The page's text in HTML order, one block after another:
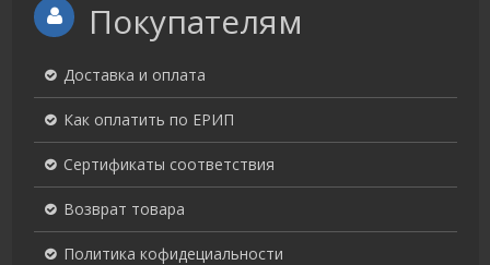
Покупателям
Доставка и оплата
Как оплатить по ЕРИП
Сертификаты соответствия
Возврат товара
Политика кофидециальности